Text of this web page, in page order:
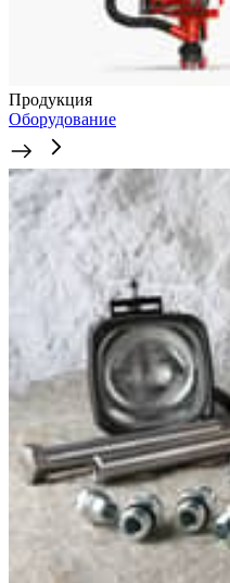
Продукция
Оборудование